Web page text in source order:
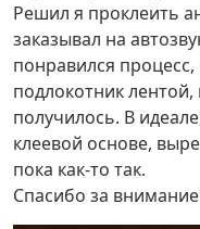
Решил я проклеить
заказывал на
понравился
подлокотник лентой,
получилось. В
клеевой основе,
пока как-то так.
Спасибо за